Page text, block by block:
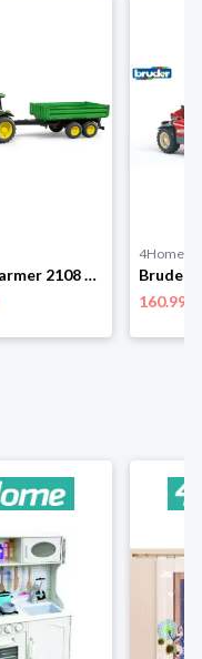
Bruder Farmer 2108 Traktor John Deere z przyczepąz wywrotką BRUDER
4Home
160.99 zł